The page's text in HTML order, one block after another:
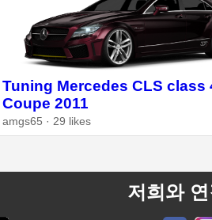
Tuning Mercedes CLS class
Coupe 2011
amgs65 · 29 likes
저희와